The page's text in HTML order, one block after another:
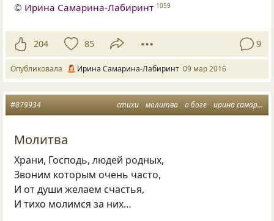
© Ирина Самарина-Лабиринт 1059
204 85 9
Опубликовала Ирина Самарина-Лабиринт 09 мар 2016
стихи молитва о боге ирина самарина
#879934
Молитва
Храни, Господь, людей родных,
Звоним которым очень часто,
И от души желаем счастья,
И тихо молимся за них…